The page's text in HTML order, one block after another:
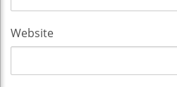
Website